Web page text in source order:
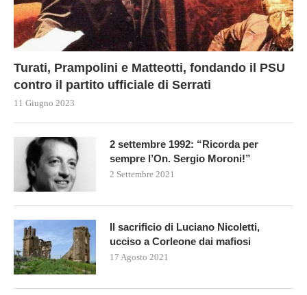
Turati, Prampolini e Matteotti, fondando il PSU
contro il partito ufficiale di Serrati
11 Giugno 2023
2 settembre 1992: “Ricorda per
sempre l’On. Sergio Moroni!”
2 Settembre 2021
Il sacrificio di Luciano Nicoletti,
ucciso a Corleone dai mafiosi
17 Agosto 2021